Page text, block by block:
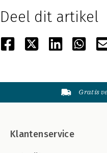
Deel dit artikel
Gratis
Klantenservice